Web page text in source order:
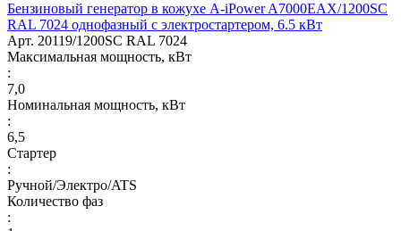
Бензиновый генератор в кожухе A-iPower A7000EAX/1200SC
RAL 7024 однофазный с электростартером, 6.5 кВт
Арт. 20119/1200SC RAL 7024
Максимальная мощность, кВт
:
7,0
Номинальная мощность, кВт
:
6,5
Стартер
:
Ручной/Электро/ATS
Количество фаз
: